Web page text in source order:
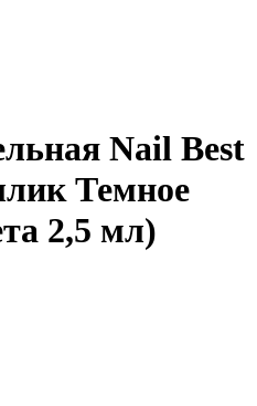
Nail Best
Темное
2,5 мл)